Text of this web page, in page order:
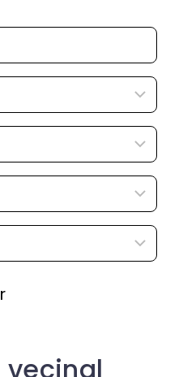
vecinal